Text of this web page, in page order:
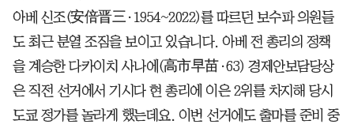
아베 신조(安倍晋三·1954~2022)를 따르던 보수파 의원들
도 최근 분열 조짐을 보이고 있습니다. 아베 전 총리의 정책
을 계승한 다카이치 사나에(高市早苗·63) 경제안보담당상
은 직전 선거에서 기시다 현 총리에 이은 2위를 차지해 당시
도쿄 정가를 놀라게 했는데요. 이번 선거에도 출마를 준비 중